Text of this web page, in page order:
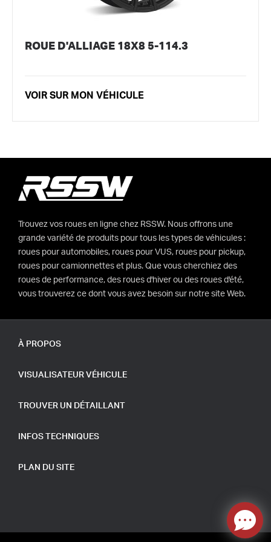
ROUE D'ALLIAGE 18X8 5-114.3
VOIR SUR MON VÉHICULE
À PROPOS
VISUALISATEUR VÉHICULE
TROUVER UN DÉTAILLANT
INFOS TECHNIQUES
PLAN DU SITE
Trouvez vos roues en ligne chez RSSW. Nous offrons une
grande variété de produits pour tous les types de véhicules :
roues pour automobiles, roues pour VUS, roues pour pickup,
roues pour camionnettes et plus. Que vous cherchiez des
roues de performance, des roues d'hiver ou des roues d'été,
vous trouverez ce dont vous avez besoin sur notre site Web.